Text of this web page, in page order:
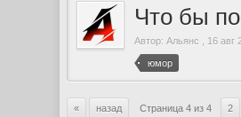
Что бы
Автор:Альянс 16 авг
юмор
« назад Страница 4 из 4 2